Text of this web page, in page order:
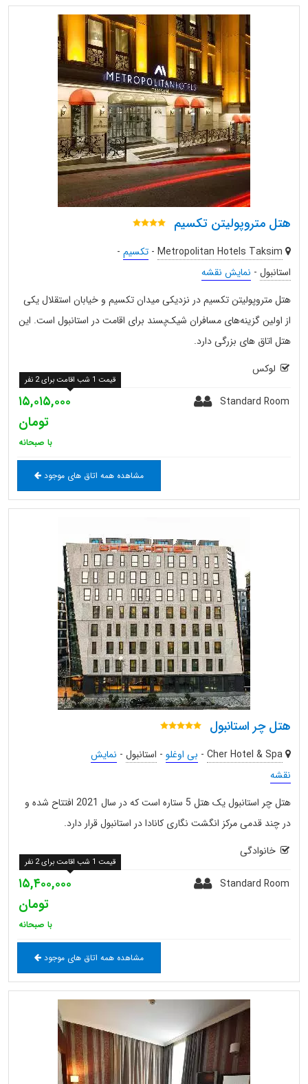
هتل متروپولیتن تکسیم
Metropolitan Hotels Taksim
- تکسیم -
استانبول - نمایش نقشه
هتل متروپولیتن تکسیم در نزدیکی میدان تکسیم و خیابان استقلال یکی
از اولین گزینه‌های مسافران شیک‌پسند برای اقامت در استانبول است. این
هتل اتاق های بزرگی دارد.
لوکس
Standard Room
۱۵,۰۱۵,۰۰۰
تومان
با صبحانه
قیمت 1 شب اقامت برای 2 نفر
مشاهده همه اتاق های موجود
هتل چر استانبول
Cher Hotel & Spa
- بی اوغلو - استانبول - نمایش
نقشه
هتل چر استانبول یک هتل 5 ستاره است که در سال 2021 افتتاح شده و
در چند قدمی مرکز انگشت نگاری کانادا در استانبول قرار دارد.
خانوادگی
Standard Room
۱۵,۴۰۰,۰۰۰
تومان
با صبحانه
قیمت 1 شب اقامت برای 2 نفر
مشاهده همه اتاق های موجود